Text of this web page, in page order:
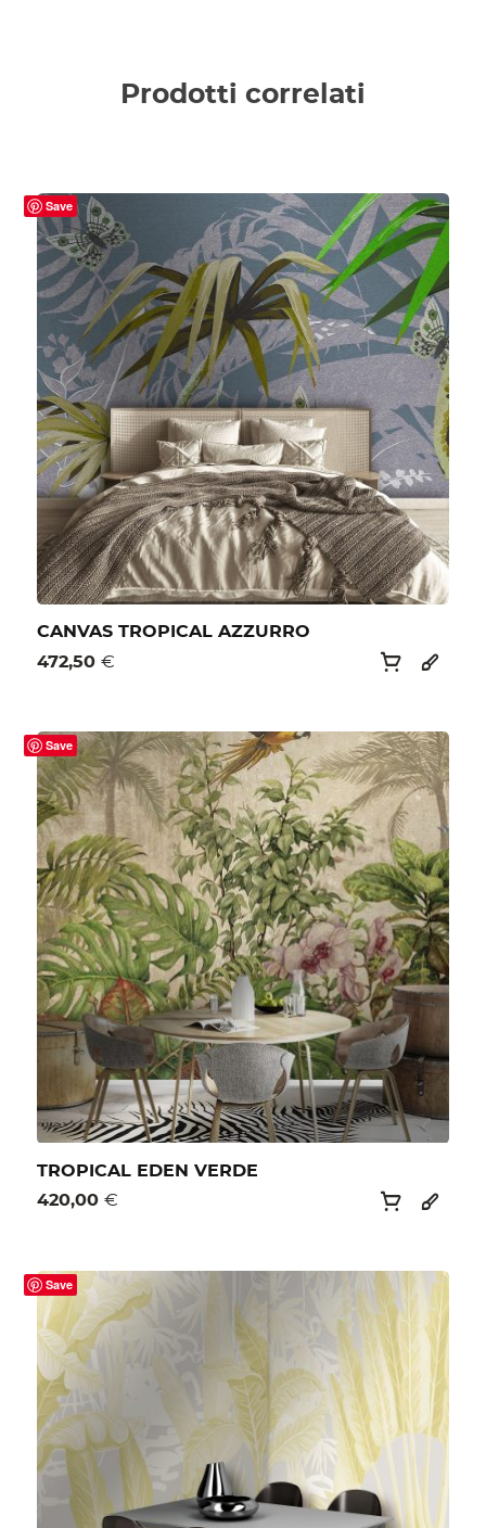
Prodotti correlati
Save
CANVAS TROPICAL AZZURRO
472,50€
Save
TROPICAL EDEN VERDE
420,00€
Save